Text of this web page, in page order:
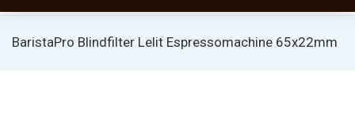
BaristaPro Blindfilter Lelit Espressomachine 65x22mm